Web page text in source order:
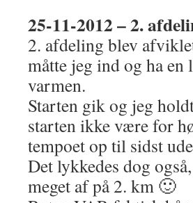
25-11-2012 – 2.
2. afdeling blev
måtte jeg ind og ha
varmen.
Starten gik og jeg
starten ikke være for
tempoet op til sidst
Det lykkedes dog
meget af på 2. km 🙂